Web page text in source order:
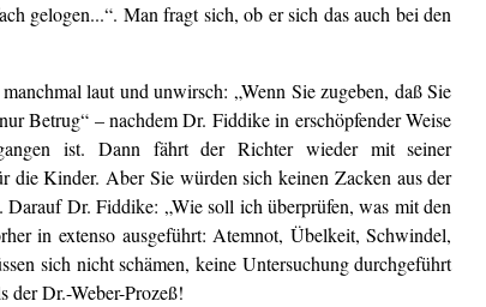
gelogen...“. Man fragt sich, ob er sich das auch bei den
laut und unwirsch: „Wenn Sie zugeben, daß Sie
Betrug“ – nachdem Dr. Fiddike in erschöpfender Weise
ist. Dann fährt der Richter wieder mit seiner
die Kinder. Aber Sie würden sich keinen Zacken aus der
Dr. Fiddike: „Wie soll ich überprüfen, was mit den
in extenso ausgeführt: Atemnot, Übelkeit, Schwindel,
sich nicht schämen, keine Untersuchung durchgeführt
der Dr.-Weber-Prozeß!